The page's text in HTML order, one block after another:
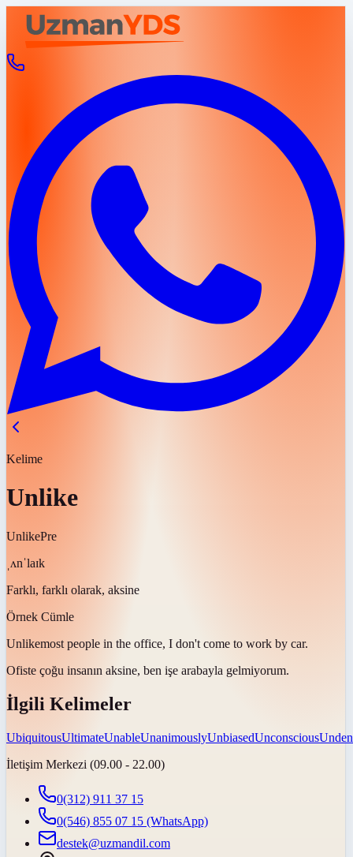
Kelime
Unlike
UnlikePre
ˌʌnˈlaɪk
Farklı, farklı olarak, aksine
Örnek Cümle
Unlikemost people in the office, I don't come to work by car.
Ofiste çoğu insanın aksine, ben işe arabayla gelmiyorum.
İlgili Kelimeler
UbiquitousUltimateUnableUnanimouslyUnbiasedUnconscious
İletişim Merkezi (09.00 - 22.00)
0(312) 911 37 15
0(546) 855 07 15 (WhatsApp)
destek@uzmandil.com